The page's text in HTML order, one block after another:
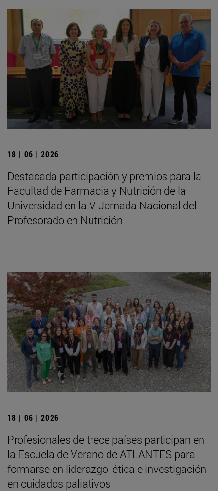
18 | 06 | 2026
Destacada participación y premios para la
Facultad de Farmacia y Nutrición de la
Universidad en la V Jornada Nacional del
Profesorado en Nutrición
18 | 06 | 2026
Profesionales de trece países participan en
la Escuela de Verano de ATLANTES para
formarse en liderazgo, ética e investigación
en cuidados paliativos